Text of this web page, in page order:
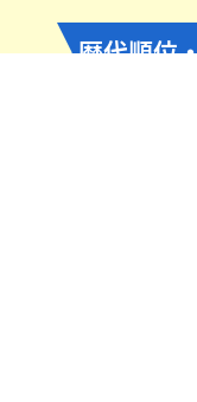
歴代順位